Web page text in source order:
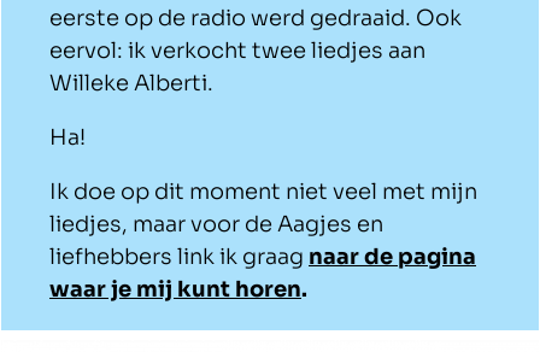
eerste op de radio werd gedraaid. Ook
eervol: ik verkocht twee liedjes aan
Willeke Alberti.
Ha!
Ik doe op dit moment niet veel met mijn
liedjes, maar voor de Aagjes en
liefhebbers link ik graag naar de pagina
waar je mij kunt horen.